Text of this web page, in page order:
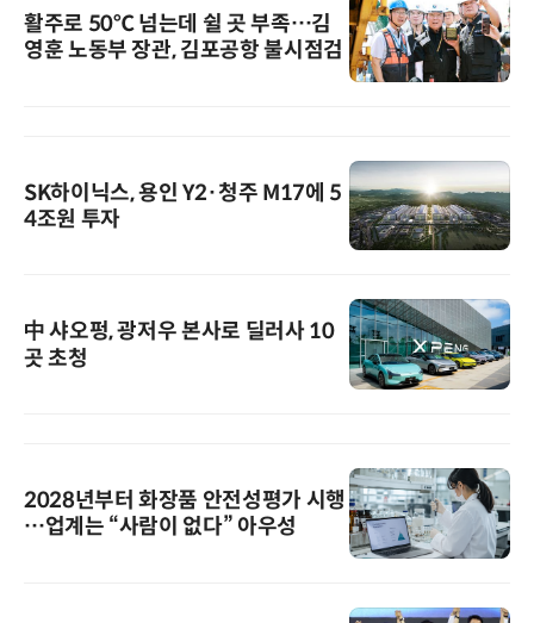
활주로 50℃ 넘는데 쉴 곳 부족…김
영훈 노동부 장관, 김포공항 불시점검
SK하이닉스, 용인 Y2·청주 M17에 5
4조원 투자
中 샤오펑, 광저우 본사로 딜러사 10
곳 초청
2028년부터 화장품 안전성평가 시행
…업계는 “사람이 없다” 아우성